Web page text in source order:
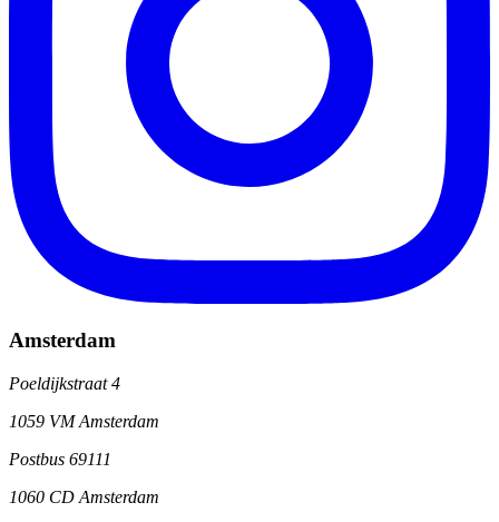
Amsterdam
Poeldijkstraat 4
1059 VM Amsterdam
Postbus 69111
1060 CD Amsterdam